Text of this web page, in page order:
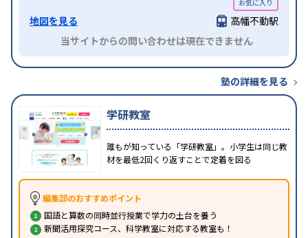
地図を見る
高幡不動駅
当サイトからの問い合わせは現在できません
塾の詳細を見る
学研教室
誰もが知っている「学研教室」。小学生は同じ教
材を最低2回くり返すことで定着を図る
編集部のおすすめポイント
国語と算数の同時並行授業で学力の土台を養う
新聞活用探究コース、科学教室に対応する教室も！